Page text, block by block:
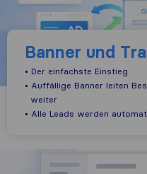
Banner und
• Der einfachste Einstieg
• Auffällige Banner leiten
weiter
• Alle Leads werden